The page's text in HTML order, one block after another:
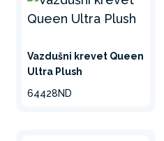
Vazdušni krevet Queen
Ultra Plush
64428ND